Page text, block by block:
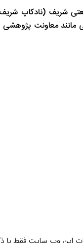
شریف (نادکاپ
مانند معاونت